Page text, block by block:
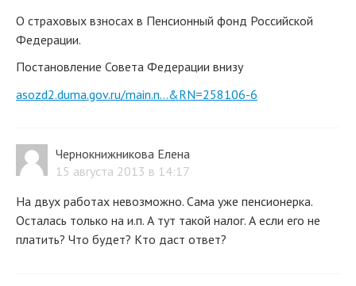
О страховых взносах в Пенсионный фонд Российской
Федерации.
Постановление Совета Федерации внизу
asozd2.duma.gov.ru/main.n...&RN=258106-6
Чернокнижникова Елена
15 августа 2013 в 14:17
На двух работах невозможно. Сама уже пенсионерка.
Осталась только на и.п. А тут такой налог. А если его не
платить? Что будет? Кто даст ответ?